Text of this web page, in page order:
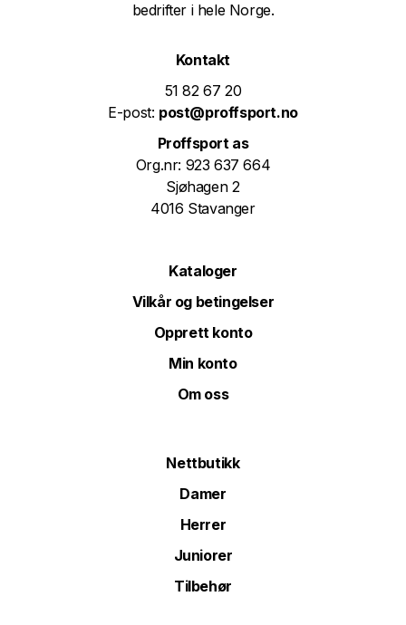
bedrifter i hele Norge.
Kontakt
51 82 67 20
E-post: post@proffsport.no
Proffsport as
Org.nr: 923 637 664
Sjøhagen 2
4016 Stavanger
Kataloger
Vilkår og betingelser
Opprett konto
Min konto
Om oss
Nettbutikk
Damer
Herrer
Juniorer
Tilbehør